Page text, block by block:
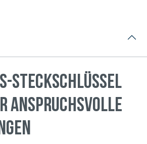
Steckschlüssel
anspruchsvolle